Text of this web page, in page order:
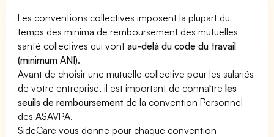
Les conventions collectives imposent la plupart du
temps des minima de remboursement des mutuelles
santé collectives qui vontau-delà du code du travail
(minimum ANI).
Avant de choisir une mutuelle collective pour les salariés
de votre entreprise, il est important de connaîtreles
seuils de remboursement de la convention Personnel
des ASAVPA.
SideCare vous donne pour chaque convention